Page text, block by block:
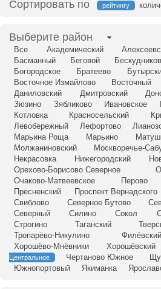
Сортировать по рейтингу
Выберите район
Все Академический
Басманный
Беговой
Богородское
Братеево
Восточное Измайлово
Восточный
Даниловский
Дмитровский
Зюзино
Зябликово Ивановское
Котловка
Красносельский
Левобережный
Лефортово
Марьина Роща
Марьино
Молжаниновский
Москворечье-
Некрасовка
Нижегородский
Орехово-Борисово Северное
Очаково-Матвеевское
Перово
Пресненский
Проспект Вернадского
Свиблово
Северное Бутово
Северный
Силино Сокол
Строгино
Таганский
Тропарёво-Никулино
Хорошёво-Мнёвники
Хорошёвский
Центральное Чертаново Южное
Южнопортовый
Якиманка